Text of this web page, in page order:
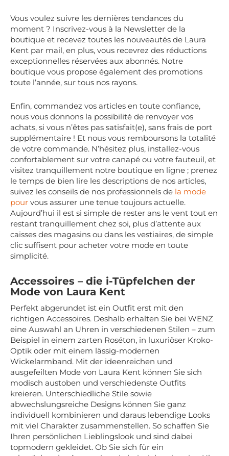
Vous voulez suivre les dernières tendances du
moment ? Inscrivez-vous à la Newsletter de la
boutique et recevez toutes les nouveautés de Laura
Kent par mail, en plus, vous recevrez des réductions
exceptionnelles réservées aux abonnés. Notre
boutique vous propose également des promotions
toute l’année, sur tous nos rayons.
Enfin, commandez vos articles en toute confiance,
nous vous donnons la possibilité de renvoyer vos
achats, si vous n’êtes pas satisfait(e), sans frais de port
supplémentaire ! Et nous vous remboursons la totalité
de votre commande. N’hésitez plus, installez-vous
confortablement sur votre canapé ou votre fauteuil, et
visitez tranquillement notre boutique en ligne ; prenez
le temps de bien lire les descriptions de nos articles,
suivez les conseils de nos professionnels de la mode
pour vous assurer une tenue toujours actuelle.
Aujourd’hui il est si simple de rester ans le vent tout en
restant tranquillement chez soi, plus d’attente aux
caisses des magasins ou dans les vestiaires, de simple
clic suffisent pour acheter votre mode en toute
simplicité.
Accessoires – die i-Tüpfelchen der
Mode von Laura Kent
Perfekt abgerundet ist ein Outfit erst mit den
richtigen Accessoires. Deshalb erhalten Sie bei WENZ
eine Auswahl an Uhren in verschiedenen Stilen – zum
Beispiel in einem zarten Roséton, in luxuriöser Kroko-
Optik oder mit einem lässig-modernen
Wickelarmband. Mit der ideenreichen und
ausgefeilten Mode von Laura Kent können Sie sich
modisch austoben und verschiedenste Outfits
kreieren. Unterschiedliche Stile sowie
abwechslungsreiche Designs können Sie ganz
individuell kombinieren und daraus lebendige Looks
mit viel Charakter zusammenstellen. So schaffen Sie
Ihren persönlichen Lieblingslook und sind dabei
topmodern gekleidet. Ob Sie sich für ein